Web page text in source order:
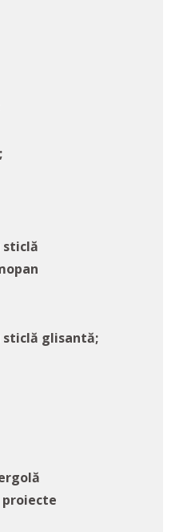
sticlă
sticlă glisantă;